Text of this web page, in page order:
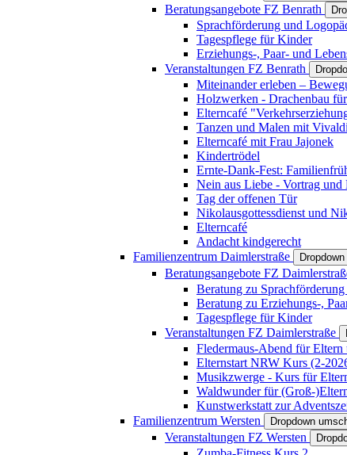
Beratungsangebote FZ Benrath
Sprachförderung und
Tagespflege für Kinder
Erziehungs-, Paar- und
Veranstaltungen FZ Benrath
Miteinander erleben –
Holzwerken - Drachenbau
Elterncafé
Tanzen und Malen mit
Elterncafé mit Frau Jajonek
Kindertrödel
Ernte-Dank-Fest:
Nein aus Liebe - Vortrag und
Tag der offenen Tür
Nikolausgottessdienst und
Elterncafé
Andacht kindgerecht
Familienzentrum Daimlerstraße
Beratungsangebote FZ
Beratung zu
Beratung zu Erziehungs-,
Tagespflege für Kinder
Veranstaltungen FZ Daimlerstraße
Fledermaus-Abend für Eltern
Elternstart NRW Kurs (2-
Musikzwerge - Kurs für
Waldwunder für (Groß-
Kunstwerkstatt zur
Familienzentrum Wersten
Dropdown
Veranstaltungen FZ Wersten